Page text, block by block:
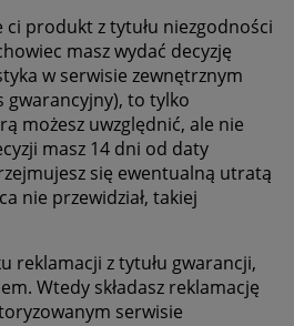
ci produkt z tytułu niezgodności
masz wydać decyzję
w serwisie zewnętrznym
gwarancyjny), to tylko
możesz uwzględnić, ale nie
masz 14 dni od daty
się ewentualną utratą
nie przewidział, takiej
reklamacji z tytułu gwarancji,
Wtedy składasz reklamację
serwisie